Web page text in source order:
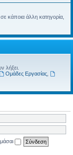
κάποια άλλη κατηγορία,
λήξει.
Ομάδες Εργασίας,